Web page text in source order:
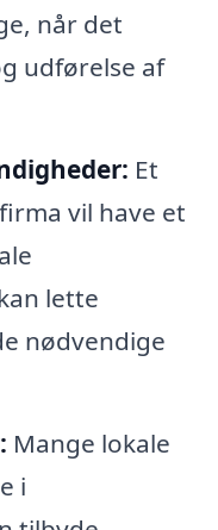
når det
udførelse af
Et
vil have et
lette
nødvendige
Mange lokale
i